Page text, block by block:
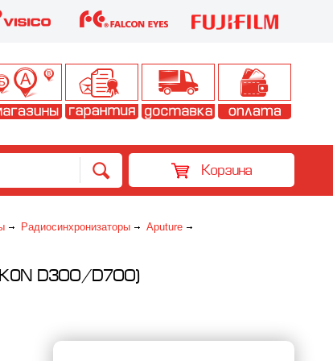
Корзина
Радиосинхронизаторы
Aputure
D300/D700)